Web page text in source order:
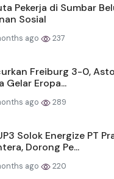
Pekerja di Sumbar
Sosial
ago 237
Freiburg 3-0,
Gelar Eropa...
ago 289
Solok Energize PT
Dorong Pe...
ago 220